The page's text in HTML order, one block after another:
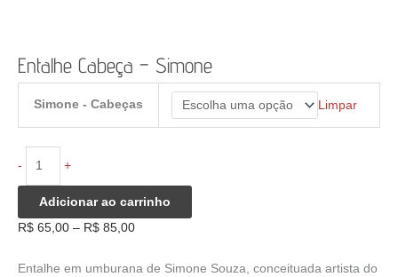
Entalhe Cabeça – Simone
R$ 65,00 – R$ 85,00Faixa
preço:
Entalhe em umburana de Simone Souza, conceituada artista do
Simone - Cabeças Limpar
-
Cabeça
quantidade
+
Adicionar ao carrinho